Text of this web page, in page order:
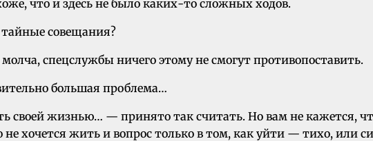
что и здесь не было каких-то сложных ходов.
совещания?
спецслужбы ничего этому не смогут противопоставить.
большая проблема…
своей жизнью… — принято так считать. Но вам не кажется,
хочется жить и вопрос только в том, как уйти — тихо, или